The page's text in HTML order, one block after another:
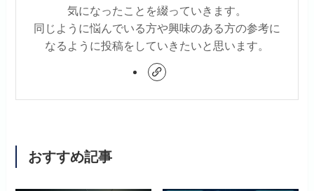
気になったことを綴っていきます。
同じように悩んでいる方や興味のある方の参考に
なるように投稿をしていきたいと思います。
おすすめ記事